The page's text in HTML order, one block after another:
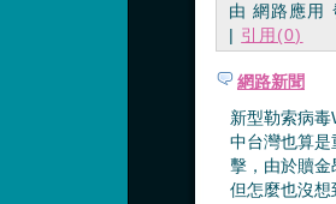
由 網路應
引用(0)
網路新聞
新型勒索病
中台灣也算
擊，由於贖
但怎麼也沒